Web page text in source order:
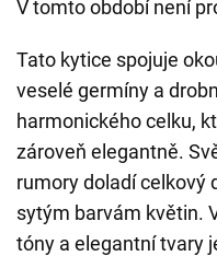
V tomto období není
Tato kytice spojuje
veselé germíny a
harmonického celku,
zároveň elegantně.
rumory doladí celkový
sytým barvám květin.
tóny a elegantní tvary